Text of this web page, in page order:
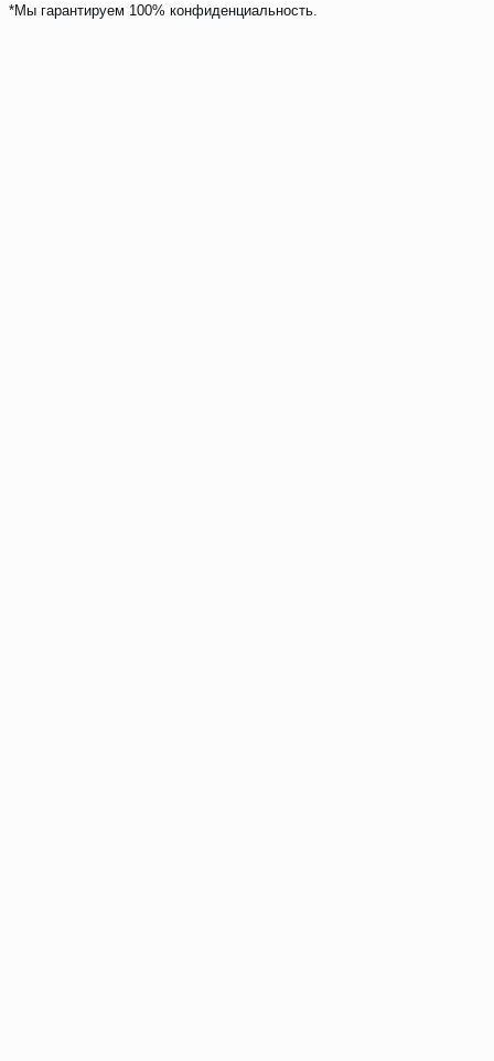
*Мы гарантируем 100% конфиденциальность.